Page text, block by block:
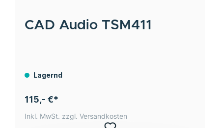
CAD Audio TSM411
Lagernd
115,- €*
Inkl. MwSt. zzgl. Versandkosten